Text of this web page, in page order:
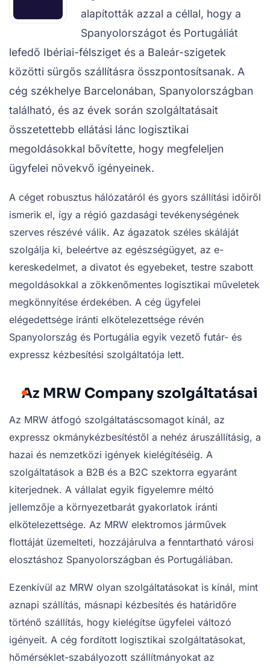
alapították azzal a céllal, hogy a
Spanyolországot és Portugáliát
lefedő Ibériai-félsziget és a Baleár-szigetek
közötti sürgős szállításra összpontosítsanak. A
cég székhelye Barcelonában, Spanyolországban
található, és az évek során szolgáltatásait
összetettebb ellátási lánc logisztikai
megoldásokkal bővítette, hogy megfeleljen
ügyfelei növekvő igényeinek.
A céget robusztus hálózatáról és gyors szállítási időiről
ismerik el, így a régió gazdasági tevékenységének
szerves részévé válik. Az ágazatok széles skáláját
szolgálja ki, beleértve az egészségügyet, az e-
kereskedelmet, a divatot és egyebeket, testre szabott
megoldásokkal a zökkenőmentes logisztikai műveletek
megkönnyítése érdekében. A cég ügyfelei
elégedettsége iránti elkötelezettsége révén
Spanyolország és Portugália egyik vezető futár- és
expressz kézbesítési szolgáltatója lett.
Az MRW Company szolgáltatásai
Az MRW átfogó szolgáltatáscsomagot kínál, az
expressz okmánykézbesítéstől a nehéz áruszállításig, a
hazai és nemzetközi igények kielégítéséig. A
szolgáltatások a B2B és a B2C szektorra egyaránt
kiterjednek. A vállalat egyik figyelemre méltó
jellemzője a környezetbarát gyakorlatok iránti
elkötelezettsége. Az MRW elektromos járművek
flottáját üzemelteti, hozzájárulva a fenntartható városi
elosztáshoz Spanyolországban és Portugáliában.
Ezenkívül az MRW olyan szolgáltatásokat is kínál, mint
aznapi szállítás, másnapi kézbesítés és határidőre
történő szállítás, hogy kielégítse ügyfelei változó
igényeit. A cég fordított logisztikai szolgáltatásokat,
hőmérséklet-szabályozott szállítmányokat az